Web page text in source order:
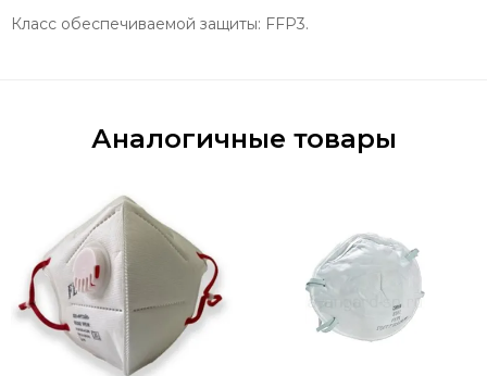
Класс обеспечиваемой защиты: FFP3.
Аналогичные товары